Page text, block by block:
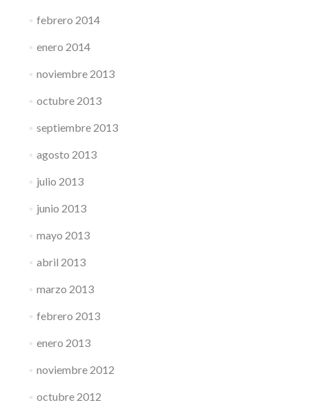
febrero 2014
enero 2014
noviembre 2013
octubre 2013
septiembre 2013
agosto 2013
julio 2013
junio 2013
mayo 2013
abril 2013
marzo 2013
febrero 2013
enero 2013
noviembre 2012
octubre 2012